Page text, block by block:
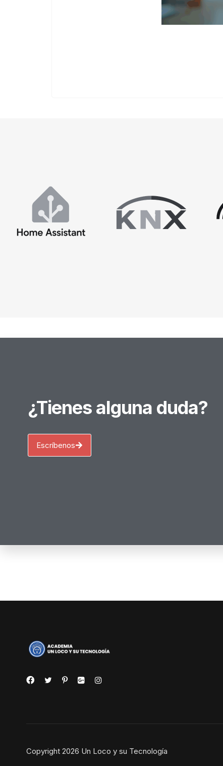
¿Tienes alguna duda?
Escríbenos
Copyright 2026 Un Loco y su Tecnología